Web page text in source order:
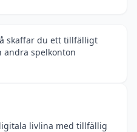
skaffar du ett tillfälligt
andra spelkonton
livlina med tillfällig